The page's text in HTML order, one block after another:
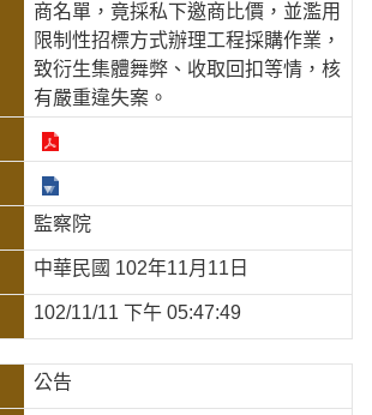
商名單，竟採私下邀商比價，並濫用
限制性招標方式辦理工程採購作業，
致衍生集體舞弊、收取回扣等情，核
有嚴重違失案。
監察院
中華民國 102年11月11日
102/11/11 下午 05:47:49
公告